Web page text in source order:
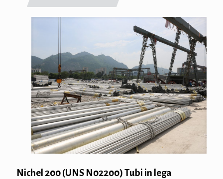
Nichel 200 (UNS N02200) Tubi in lega